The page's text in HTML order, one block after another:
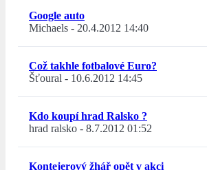
Google auto
Michaels - 20.4.2012 14:40
Což takhle fotbalové Euro?
Šťoural - 10.6.2012 14:45
Kdo koupí hrad Ralsko ?
hrad ralsko - 8.7.2012 01:52
Kontejerový žhář opět v akci